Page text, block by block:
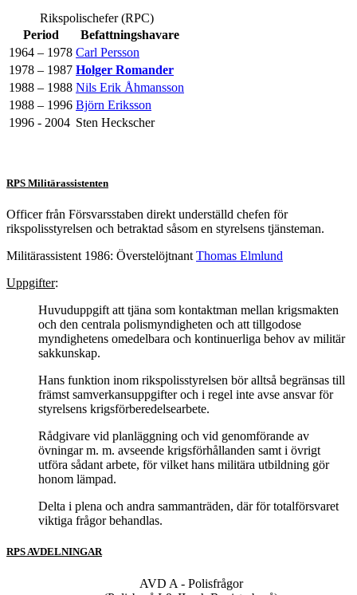
Rikspolischefer (RPC)
Period
Befattningshavare
1964 – 1978 Carl Persson
1978 – 1987 Holger Romander
1988 – 1988 Nils Erik Åhmansson
1988 – 1996 Björn Eriksson
1996 - 2004 Sten Heckscher
RPS Militärassistenten
Officer från Försvarsstaben direkt underställd chefen för
rikspolisstyrelsen och betraktad såsom en styrelsens tjänsteman.
Militärassistent 1986: Överstelöjtnant Thomas Elmlund
Uppgifter:
Huvuduppgift att tjäna som kontaktman mellan krigs­makten
och den centrala polismyndigheten och att tillgodose
myndighetens omedelbara och kontinuerliga behov av militär
sakkunskap.
Hans funktion inom rikspolisstyrelsen bör alltså begränsas till
främst samverkansuppgifter och i regel inte avse ansvar för
styrelsens krigsförberedelsearbete.
Rådgivare vid planläggning och vid genomförande av
övningar m. m. avseende krigsförhållanden samt i övrigt
utföra sådant arbete, för vilket hans militära utbildning gör
honom lämpad.
Delta i plena och andra sammanträden, där för totalför­svaret
viktiga frågor behandlas.
RPS AVDELNINGAR
AVD A - Polisfrågor